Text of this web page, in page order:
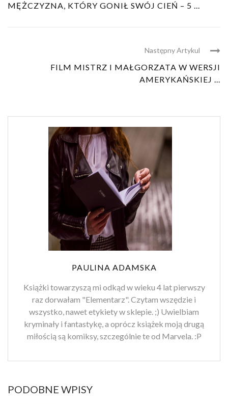
MĘŻCZYZNA, KTÓRY GONIŁ SWÓJ CIEŃ – 5 ...
Następny Artykul
FILM MISTRZ I MAŁGORZATA W WERSJI
AMERYKAŃSKIEJ ...
PAULINA ADAMSKA
Książki towarzyszą mi odkąd w wieku 4 lat pierwszy
raz dorwałam "Elementarz". Czytam wszędzie i
wszystko, nawet etykiety w sklepie. ;) Uwielbiam
kryminały i fantastykę, a oprócz książek moją drugą
miłością są komiksy, szczególnie te od Marvela. :P
PODOBNE WPISY